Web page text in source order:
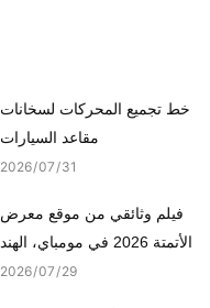
خط تجميع المحركات لسخانات
مقاعد السيارات
2026 07 31
فيلم وثائقي من موقع معرض
الأتمتة 2026 في مومباي، الهند
2026 07 29